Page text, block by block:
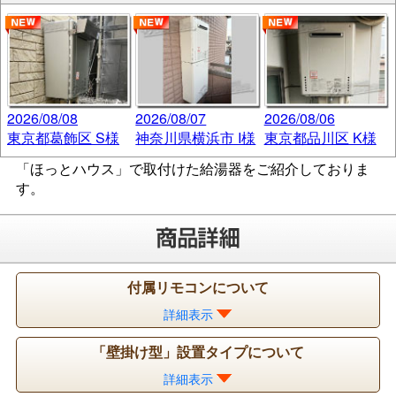
2026/08/08
東京都葛飾区 S様
2026/08/07
神奈川県横浜市 I様
2026/08/06
東京都品川区 K様
「ほっとハウス」で取付けた給湯器をご紹介しておりま
す。
付属リモコンについて
詳細表示
「壁掛け型」設置タイプについて
詳細表示